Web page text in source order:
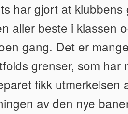
har gjort at
aller beste i klassen
gang. Det er
grenser, som har
fikk
av den nye